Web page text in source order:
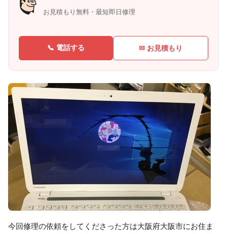
お見積もり無料・最短即日修理
📞 電話する ✉ お見積もり
今回修理の依頼をしてくださった方は大阪府大阪市にお住ま